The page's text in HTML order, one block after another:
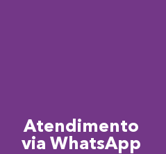
Atendimento
via WhatsApp